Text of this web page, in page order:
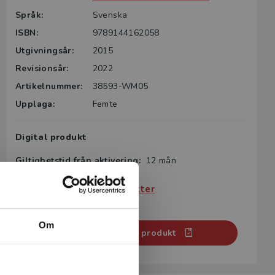
Om
Språk:
Svenska
ISBN:
9789144162058
Utgivningsår:
2015
Revisionsår:
2022
Artikelnummer:
38593-WM05
Upplaga:
Femte
Digital produkt
Giltighetstid från aktivering: 12 mån
Köp- och leveransvillkor
Villkor för digitala produkter
Aktivera digital produkt